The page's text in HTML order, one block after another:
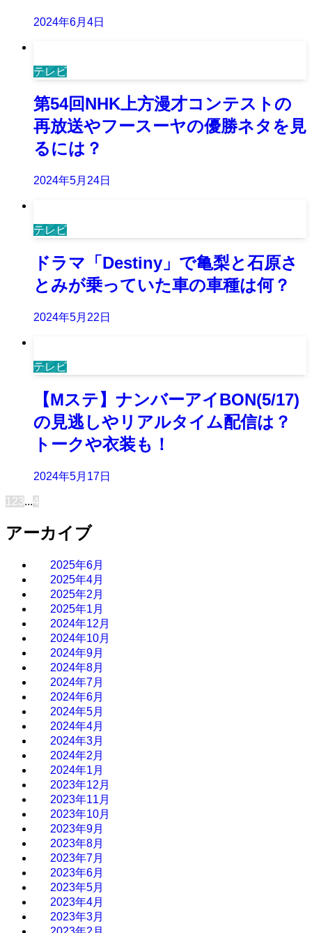
2024年6月4日
テレビ
第54回NHK上方漫才コンテストの
再放送やフースーヤの優勝ネタを見
るには？
2024年5月24日
テレビ
ドラマ「Destiny」で亀梨と石原さ
とみが乗っていた車の車種は何？
2024年5月22日
テレビ
【Mステ】ナンバーアイBON(5/17)
の見逃しやリアルタイム配信は？
トークや衣装も！
2024年5月17日
1 23...4
アーカイブ
2025年6月
2025年4月
2025年2月
2025年1月
2024年12月
2024年10月
2024年9月
2024年8月
2024年7月
2024年6月
2024年5月
2024年4月
2024年3月
2024年2月
2024年1月
2023年12月
2023年11月
2023年10月
2023年9月
2023年8月
2023年7月
2023年6月
2023年5月
2023年4月
2023年3月